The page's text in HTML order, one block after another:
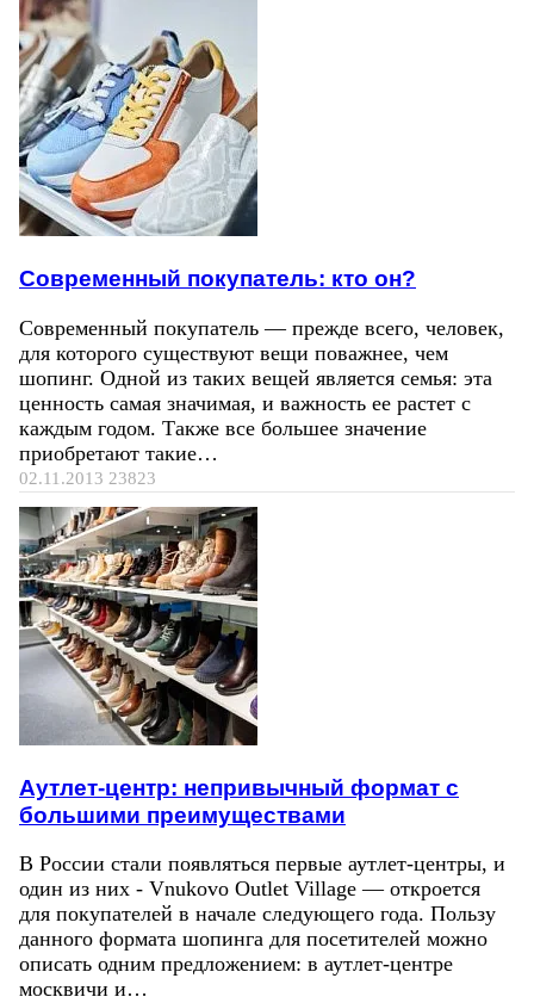
Современный покупатель: кто он?
Современный покупатель — прежде всего, человек,
для которого существуют вещи поважнее, чем
шопинг. Одной из таких вещей является семья: эта
ценность самая значимая, и важность ее растет с
каждым годом. Также все большее значение
приобретают такие…
02.11.2013 23823
Аутлет-центр: непривычный формат с
большими преимуществами
В России стали появляться первые аутлет-центры, и
один из них - Vnukovo Outlet Village — откроется
для покупателей в начале следующего года. Пользу
данного формата шопинга для посетителей можно
описать одним предложением: в аутлет-центре
москвичи и…